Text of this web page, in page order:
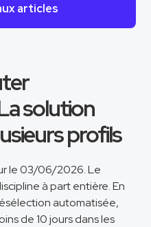
articles
solution
profils
le 03/06/2026. Le
à part entière. En
automatisée,
de 10 jours dans les